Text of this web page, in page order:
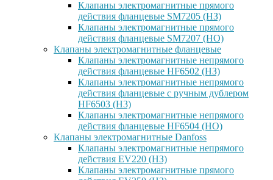
Клапаны электромагнитные прямого
действия фланцевые SM7205 (НЗ)
Клапаны электромагнитные прямого
действия фланцевые SM7207 (НО)
Клапаны электромагнитные фланцевые
Клапаны электромагнитные непрямого
действия фланцевые HF6502 (НЗ)
Клапаны электромагнитные непрямого
действия фланцевые с ручным дублером
HF6503 (Н3)
Клапаны электромагнитные непрямого
действия фланцевые HF6504 (НО)
Клапаны электромагнитные Danfoss
Клапаны электромагнитные непрямого
действия EV220 (НЗ)
Клапаны электромагнитные прямого